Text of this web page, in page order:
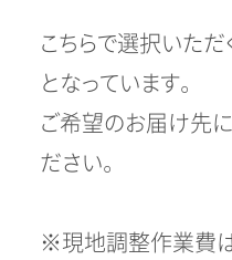
こちらで選択いた
となっています。
ご希望のお届け先
ださい。
※現地調整作業費